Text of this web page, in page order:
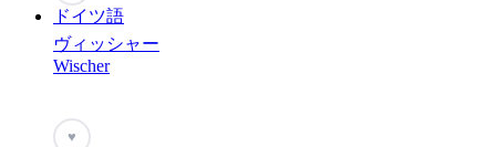
ドイツ語
ヴィッシャー
Wischer
♥